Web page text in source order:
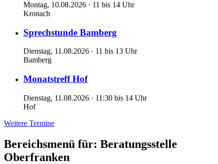
Montag, 10.08.2026 · 11 bis 14 Uhr
Kronach
Sprechstunde Bamberg
Dienstag, 11.08.2026 · 11 bis 13 Uhr
Bamberg
Monatstreff Hof
Dienstag, 11.08.2026 · 11:30 bis 14 Uhr
Hof
Weitere Termine
Bereichsmenü für: Beratungsstelle
Oberfranken